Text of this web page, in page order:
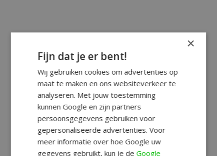
×
Fijn dat je er bent!
Wij gebruiken cookies om advertenties op
maat te maken en ons websiteverkeer te
analyseren. Met jouw toestemming
kunnen Google en zijn partners
persoonsgegevens gebruiken voor
gepersonaliseerde advertenties. Voor
meer informatie over hoe Google uw
gegevens gebruikt, kun je deGoogle